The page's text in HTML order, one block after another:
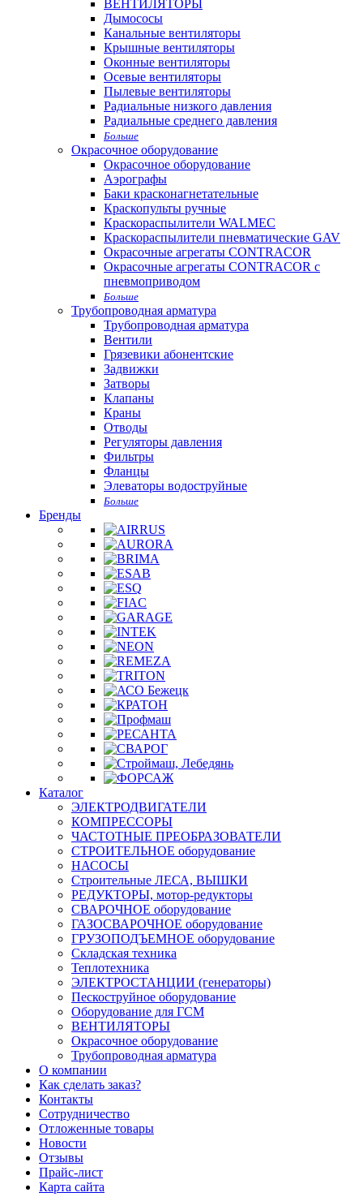
ВЕНТИЛЯТОРЫ
Дымососы
Канальные вентиляторы
Крышные вентиляторы
Оконные вентиляторы
Осевые вентиляторы
Пылевые вентиляторы
Радиальные низкого давления
Радиальные среднего давления
Больше
Окрасочное оборудование
Окрасочное оборудование
Аэрографы
Баки красконагнетательные
Краскопульты ручные
Краскораспылители WALMEC
Краскораспылители пневматические GAV
Окрасочные агрегаты CONTRACOR
Окрасочные агрегаты CONTRACOR с
пневмоприводом
Больше
Трубопроводная арматура
Трубопроводная арматура
Вентили
Грязевики абонентские
Задвижки
Затворы
Клапаны
Краны
Отводы
Регуляторы давления
Фильтры
Фланцы
Элеваторы водоструйные
Больше
Бренды
Каталог
ЭЛЕКТРОДВИГАТЕЛИ
КОМПРЕССОРЫ
ЧАСТОТНЫЕ ПРЕОБРАЗОВАТЕЛИ
СТРОИТЕЛЬНОЕ оборудование
НАСОСЫ
Строительные ЛЕСА, ВЫШКИ
РЕДУКТОРЫ, мотор-редукторы
СВАРОЧНОЕ оборудование
ГАЗОСВАРОЧНОЕ оборудование
ГРУЗОПОДЪЕМНОЕ оборудование
Складская техника
Теплотехника
ЭЛЕКТРОСТАНЦИИ (генераторы)
Пескоструйное оборудование
Оборудование для ГСМ
ВЕНТИЛЯТОРЫ
Окрасочное оборудование
Трубопроводная арматура
О компании
Как сделать заказ?
Контакты
Сотрудничество
Отложенные товары
Новости
Отзывы
Прайс-лист
Карта сайта